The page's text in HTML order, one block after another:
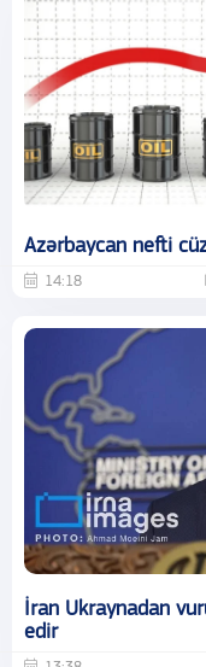
Azərbaycan nefti
14:18
İran Ukraynadan
edir